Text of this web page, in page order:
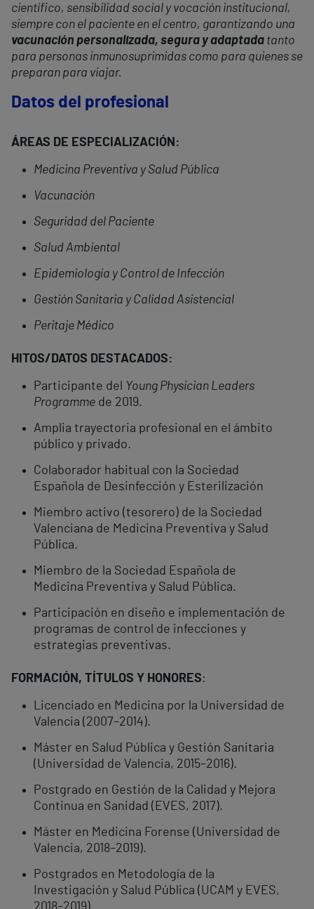
científico, sensibilidad social y vocación institucional,
siempre con el paciente en el centro, garantizando una
vacunación personalizada, segura y adaptada tanto
para personas inmunosuprimidas como para quienes se
preparan para viajar.
Datos del profesional
ÁREAS DE ESPECIALIZACIÓN:
Medicina Preventiva y Salud Pública
Vacunación
Seguridad del Paciente
Salud Ambiental
Epidemiología y Control de Infección
Gestión Sanitaria y Calidad Asistencial
Peritaje Médico
HITOS/DATOS DESTACADOS:
Participante del
Young Physician Leaders
Programme de 2019.
Amplia trayectoria profesional en el ámbito
público y privado.
Colaborador habitual con la Sociedad
Española de Desinfección y Esterilización
Miembro activo (tesorero) de la Sociedad
Valenciana de Medicina Preventiva y Salud
Pública.
Miembro de la Sociedad Española de
Medicina Preventiva y Salud Pública.
Participación en diseño e implementación de
programas de control de infecciones y
estrategias preventivas.
FORMACIÓN, TÍTULOS Y HONORES:
Licenciado en Medicina por la Universidad de
Valencia (2007–2014).
Máster en Salud Pública y Gestión Sanitaria
(Universidad de Valencia, 2015–2016).
Postgrado en Gestión de la Calidad y Mejora
Continua en Sanidad (EVES, 2017).
Máster en Medicina Forense (Universidad de
Valencia, 2018–2019).
Postgrados en Metodología de la
Investigación y Salud Pública (UCAM y EVES,